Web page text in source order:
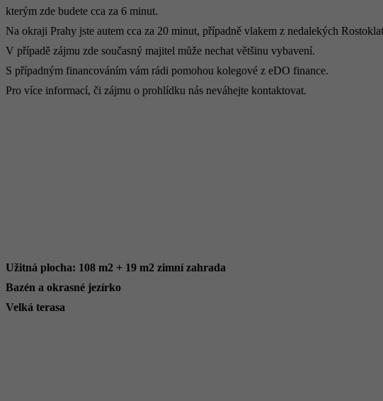
kterým zde budete cca za 6 minut.
Na okraji Prahy jste autem cca za 20 minut, případně vlakem z nedalekých
V případě zájmu zde současný majitel může nechat většinu vybavení.
S případným financováním vám rádi pomohou kolegové z eDO finance.
Pro více informací, či zájmu o prohlídku nás neváhejte kontaktovat.
Užitná plocha: 108 m2 + 19 m2 zimní zahrada
Bazén a okrasné jezírko
Velká terasa